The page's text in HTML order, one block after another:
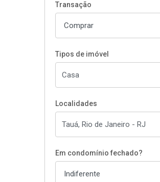
Transação
Tipos de imóvel
Localidades
Em condomínio fechado?